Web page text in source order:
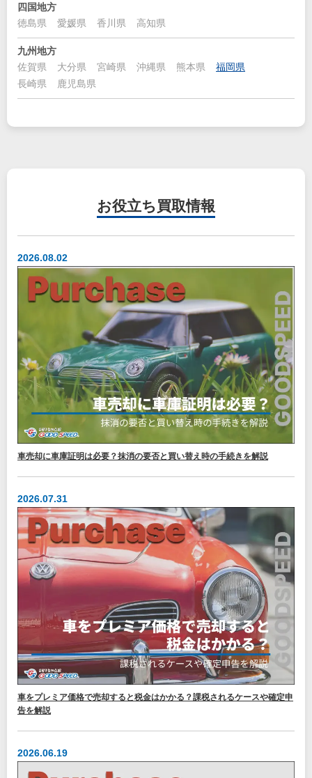
四国地方
徳島県
愛媛県 香川県 高知県
九州地方
佐賀県
大分県 宮崎県 沖縄県 熊本県
福岡県
長崎県
鹿児島県
お役立ち 買取情報
2026.08.02
車売却に車庫証明は必要？抹消の要否と買い替え時の手続きを解説
2026.07.31
車をプレミア価格で売却すると税金はかかる？課税されるケースや確定申
告を解説
2026.06.19